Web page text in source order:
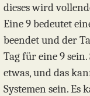
dieses wird
Eine 9 bedeutet
beendet und der
Tag für eine 9
etwas, und das
Systemen sein. Es